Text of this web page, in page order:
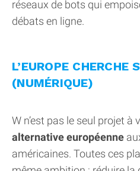
réseaux de bots qui
débats en ligne.
L’EUROPE CHERCHE
(NUMÉRIQUE)
W n’est pas le seul projet à
alternative européenne
américaines. Toutes ces